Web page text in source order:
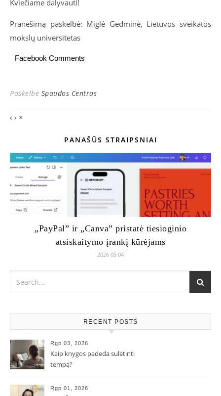
Kviečiame dalyvauti!
Pranešimą paskelbė: Miglė Gedminė, Lietuvos sveikatos
mokslų universitetas
Facebook Comments
Paskelbė Spaudos Centras
‹ › ×
PANAŠŪS STRAIPSNIAI
„PayPal” ir „Canva” pristatė tiesioginio
atsiskaitymo įrankį kūrėjams
2026 05 04
RECENT POSTS
Rgp 03, 2026
Kaip knygos padeda sulėtinti
tempą?
Rgp 01, 2026